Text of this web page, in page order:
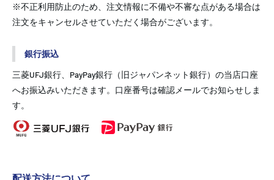
※不正利用防止のため、注文情報に不備や不審な点がある場合は
注文をキャンセルさせていただく場合がございます。
銀行振込
三菱UFJ銀行、PayPay銀行（旧ジャパンネット銀行）の当店口座
へお振込みいただきます。口座番号は確認メールでお知らせしま
す。